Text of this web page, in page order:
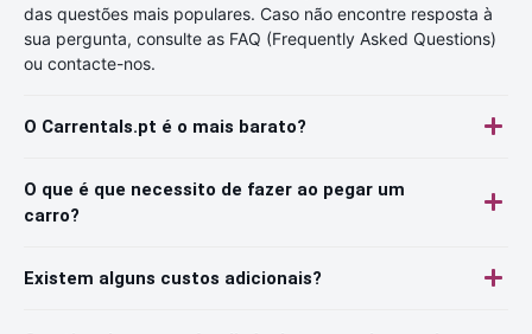
das questões mais populares. Caso não encontre resposta à
sua pergunta, consulte as FAQ (Frequently Asked Questions)
ou contacte-nos.
O Carrentals.pt é o mais barato?
O que é que necessito de fazer ao pegar um
carro?
Existem alguns custos adicionais?